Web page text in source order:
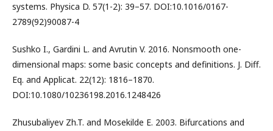
systems. Physica D. 57(1-2): 39–57. DOI:10.1016/0167-
2789(92)90087-4
Sushko I., Gardini L. and Avrutin V. 2016. Nonsmooth one-
dimensional maps: some basic concepts and definitions. J. Diff.
Eq. and Applicat. 22(12): 1816–1870.
DOI:10.1080/10236198.2016.1248426
Zhusubaliyev Zh.T. and Mosekilde E. 2003. Bifurcations and